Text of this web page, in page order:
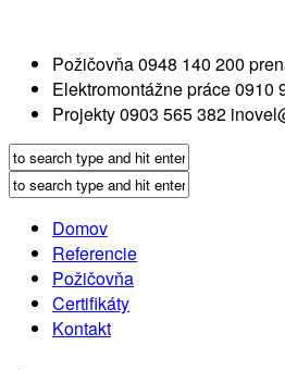
Požičovňa0948 140 200
Elektromontážne práce0910
Projekty0903 565 382
Domov
Referencie
Požičovňa
Certifikáty
Kontakt